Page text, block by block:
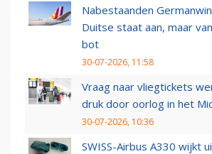
Nabestaanden
Duitse staat aan, maar
bot
30-07-2026, 11:58
Vraag naar vliegtickets
druk door oorlog in het
30-07-2026, 10:36
SWISS-Airbus A330 wijkt